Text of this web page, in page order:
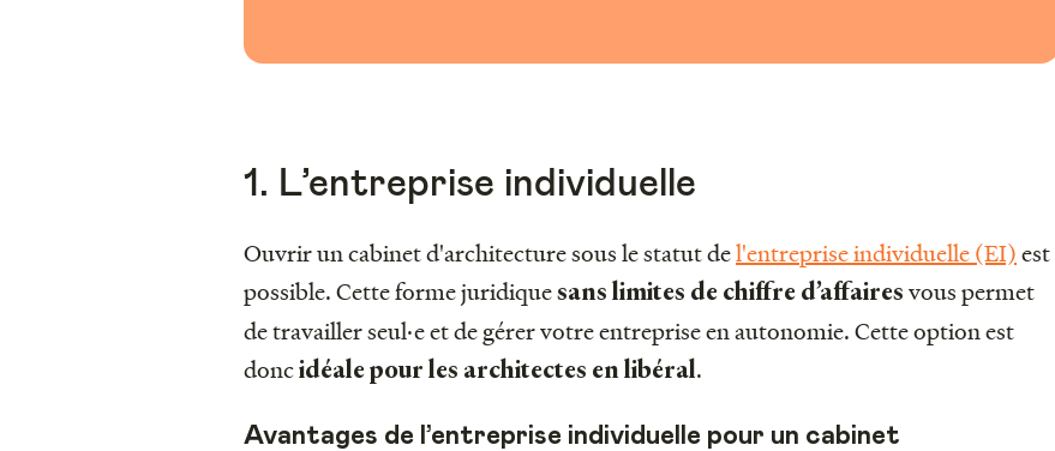
1. L’entreprise individuelle
Ouvrir un cabinet d'architecture sous le statut del'entreprise individuelle (EI)est
possible. Cette forme juridiquesans limites de chiffre d’affaires vous permet
de travailler seul·e et de gérer votre entreprise en autonomie. Cette option est
doncidéale pour les architectes en libéral .
Avantages de l’entreprise individuelle pour un cabinet